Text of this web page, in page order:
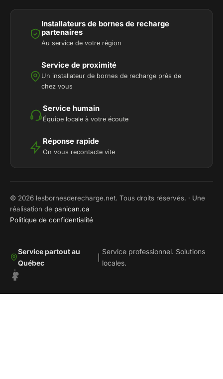
Installateurs de bornes de recharge
partenaires
Au service de votre région
Service de proximité
Un installateur de bornes de recharge près de
chez vous
Service humain
Équipe locale à votre écoute
Réponse rapide
On vous recontacte vite
© 2026 lesbornesderecharge.net. Tous droits réservés. · Une
réalisation de panican.ca
Politique de confidentialité
Service partout au
Québec
Service professionnel. Solutions
locales.